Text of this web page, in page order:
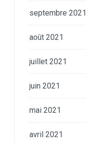
septembre 2021
août 2021
juillet 2021
juin 2021
mai 2021
avril 2021